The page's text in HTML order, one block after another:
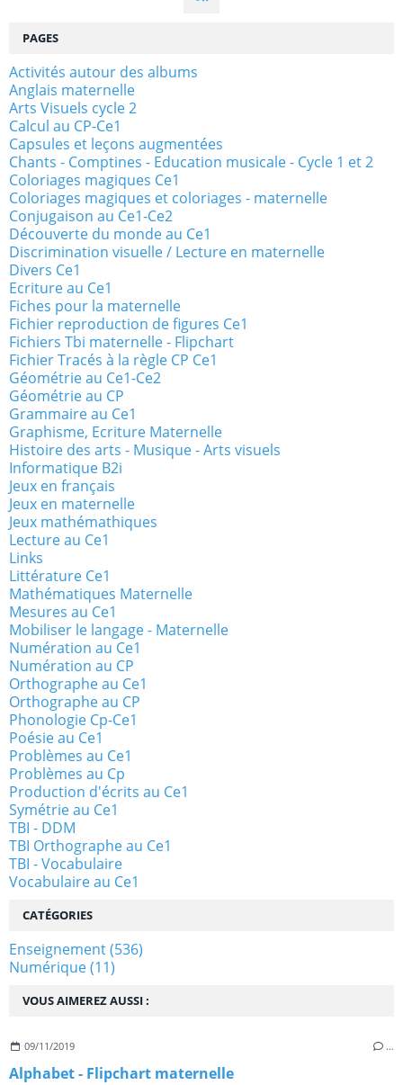
VOUS AIMEREZ AUSSI :
09/11/2019 …
Alphabet - Flipchart maternelle
PAGES
Activités autour des albums
Anglais maternelle
Arts Visuels cycle 2
Calcul au CP-Ce1
Capsules et leçons augmentées
Chants - Comptines - Education musicale - Cycle 1 et 2
Coloriages magiques Ce1
Coloriages magiques et coloriages - maternelle
Conjugaison au Ce1-Ce2
Découverte du monde au Ce1
Discrimination visuelle / Lecture en maternelle
Divers Ce1
Ecriture au Ce1
Fiches pour la maternelle
Fichier reproduction de figures Ce1
Fichiers Tbi maternelle - Flipchart
Fichier Tracés à la règle CP Ce1
Géométrie au Ce1-Ce2
Géométrie au CP
Grammaire au Ce1
Graphisme, Ecriture Maternelle
Histoire des arts - Musique - Arts visuels
Informatique B2i
Jeux en français
Jeux en maternelle
Jeux mathémathiques
Lecture au Ce1
Links
Littérature Ce1
Mathématiques Maternelle
Mesures au Ce1
Mobiliser le langage - Maternelle
Numération au Ce1
Numération au CP
Orthographe au Ce1
Orthographe au CP
Phonologie Cp-Ce1
Poésie au Ce1
Problèmes au Ce1
Problèmes au Cp
Production d'écrits au Ce1
Symétrie au Ce1
TBI - DDM
TBI Orthographe au Ce1
TBI - Vocabulaire
Vocabulaire au Ce1
CATÉGORIES
Enseignement(536)
Numérique(11)